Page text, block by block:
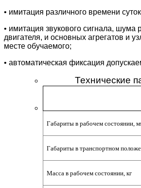
• имитация различного времени
• имитация звукового сигнала, шума
двигателя, и основных агрегатов и
месте обучаемого;
• автоматическая фиксация
Технические
Габариты в рабочем состоянии,
Габариты в транспортном
Масса в рабочем состоянии, кг